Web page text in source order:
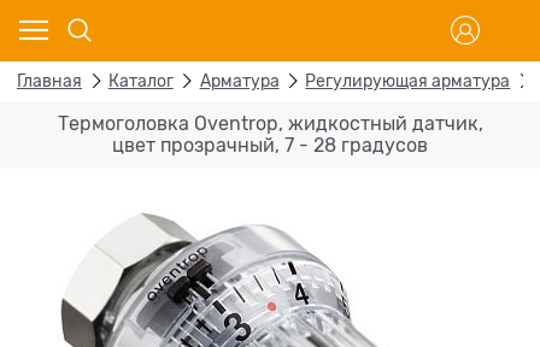
Главная Каталог Арматура Регулирующая арматура
Термоголовка Oventrop, жидкостный датчик,
цвет прозрачный, 7 - 28 градусов